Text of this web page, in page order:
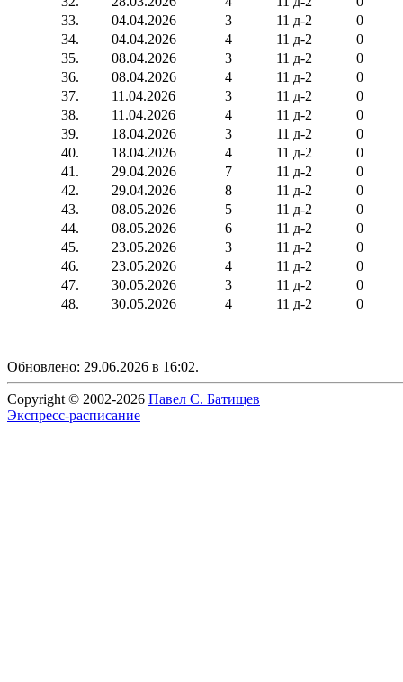
33.
04.04.2026 3 11 д-2
0
34.
04.04.2026 4 11 д-2
0
35.
08.04.2026 3 11 д-2
0
36.
08.04.2026 4 11 д-2
0
37.
11.04.2026 3 11 д-2
0
38.
11.04.2026 4 11 д-2
0
39.
18.04.2026 3 11 д-2
0
40.
18.04.2026 4 11 д-2
0
41.
29.04.2026 7 11 д-2
0
42.
29.04.2026 8 11 д-2
0
43.
08.05.2026 5 11 д-2
0
44.
08.05.2026 6 11 д-2
0
45.
23.05.2026 3 11 д-2
0
46.
23.05.2026 4 11 д-2
0
47.
30.05.2026 3 11 д-2
0
48.
30.05.2026 4 11 д-2 0
Обновлено: 29.06.2026 в 16:02.
Copyright © 2002-2026 Павел С. Батищев
Экспресс-расписание